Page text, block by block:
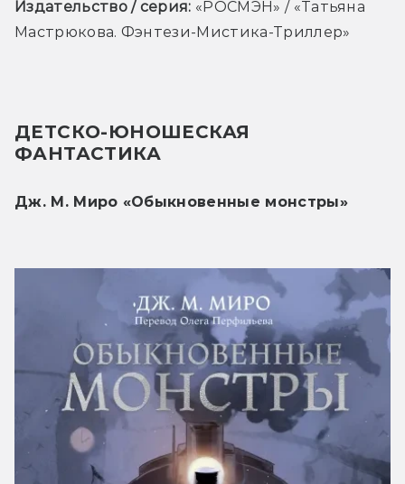
Издательство / серия: «РОСМЭН» / «Татьяна
Мастрюкова. Фэнтези-Мистика-Триллер»
ДЕТСКО-ЮНОШЕСКАЯ
ФАНТАСТИКА
Дж. М. Миро «Обыкновенные монстры»